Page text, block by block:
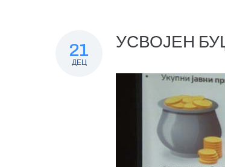
21
ДЕЦ
УСВОЈЕН